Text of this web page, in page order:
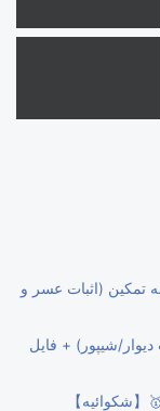
تمکین (اثبات عسر و
دیوار/شیپور) + فایل
【شکوائیه】